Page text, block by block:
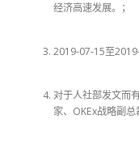
经济高速发展。；
2019-07-15至
对于人社部发文而
家、OKEx战略副总